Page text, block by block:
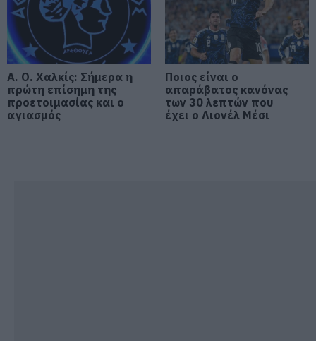
Εύβοια: Γυναίκα έπεσε θύμα
διαδικτυακής απάτης – Πλήρωσε
για τρακτέρ που δεν παρέλαβε
07.08.2026 | 21:20
Τραγωδία στην Εύβοια: Άνδρας
Α. Ο. Χαλκίς: Σήμερα η
πρώτη επίσημη της
προετοιμασίας και ο
αγιασμός
Ποιος είναι ο
απαράβατος κανόνας
των 30 λεπτών που
έχει ο Λιονέλ Μέσι